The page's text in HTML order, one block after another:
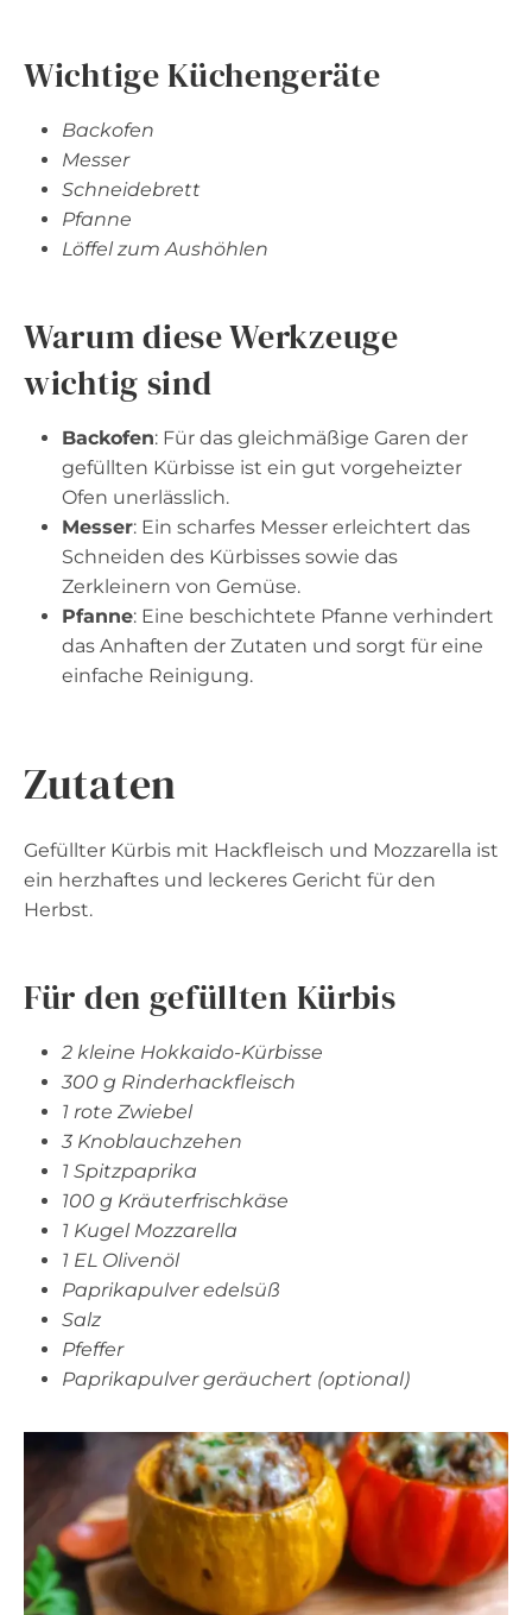
Wichtige Küchengeräte
Backofen
Messer
Schneidebrett
Pfanne
Löffel zum Aushöhlen
Warum diese Werkzeuge
wichtig sind
Backofen: Für das gleichmäßige Garen der
gefüllten Kürbisse ist ein gut vorgeheizter
Ofen unerlässlich.
Messer: Ein scharfes Messer erleichtert das
Schneiden des Kürbisses sowie das
Zerkleinern von Gemüse.
Pfanne: Eine beschichtete Pfanne verhindert
das Anhaften der Zutaten und sorgt für eine
einfache Reinigung.
Zutaten
Gefüllter Kürbis mit Hackfleisch und Mozzarella ist
ein herzhaftes und leckeres Gericht für den
Herbst.
Für den gefüllten Kürbis
2 kleine Hokkaido-Kürbisse
300 g Rinderhackfleisch
1 rote Zwiebel
3 Knoblauchzehen
1 Spitzpaprika
100 g Kräuterfrischkäse
1 Kugel Mozzarella
1 EL Olivenöl
Paprikapulver edelsüß
Salz
Pfeffer
Paprikapulver geräuchert (optional)